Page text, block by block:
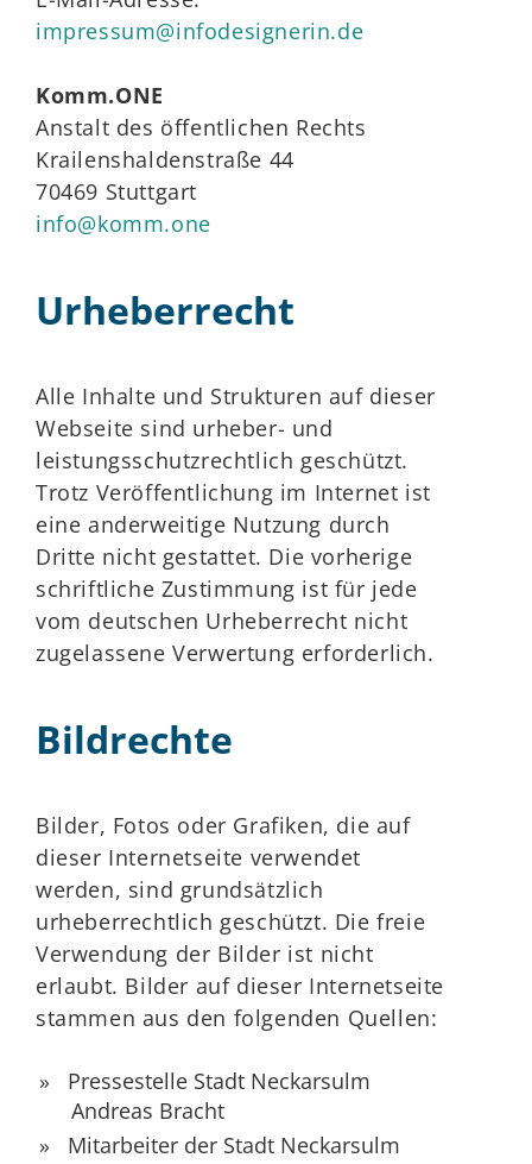
impressum@infodesignerin.de
Komm.ONE
Anstalt des öffentlichen Rechts
Krailenshaldenstraße 44
70469 Stuttgart
info@komm.one
Urheberrecht
Alle Inhalte und Strukturen auf dieser
Webseite sind urheber- und
leistungsschutzrechtlich geschützt.
Trotz Veröffentlichung im Internet ist
eine anderweitige Nutzung durch
Dritte nicht gestattet. Die vorherige
schriftliche Zustimmung ist für jede
vom deutschen Urheberrecht nicht
zugelassene Verwertung erforderlich.
Bildrechte
Bilder, Fotos oder Grafiken, die auf
dieser Internetseite verwendet
werden, sind grundsätzlich
urheberrechtlich geschützt. Die freie
Verwendung der Bilder ist nicht
erlaubt. Bilder auf dieser Internetseite
stammen aus den folgenden Quellen:
Pressestelle Stadt Neckarsulm
Andreas Bracht
Mitarbeiter der Stadt Neckarsulm